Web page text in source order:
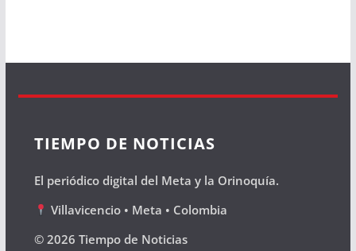
TIEMPO DE NOTICIAS
El periódico digital del Meta y la Orinoquía.
Villavicencio • Meta • Colombia
© 2026 Tiempo de Noticias